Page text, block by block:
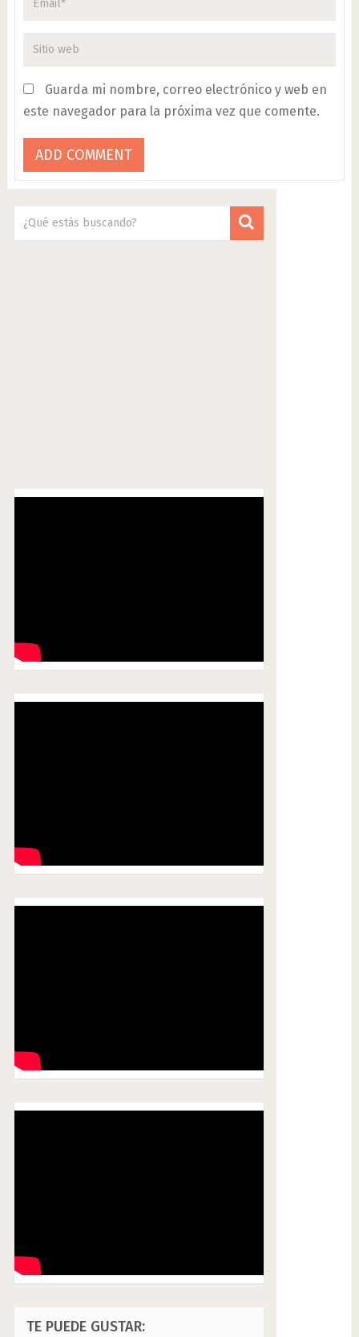
Guarda mi nombre, correo electrónico y web en
este navegador para la próxima vez que comente.
TE PUEDE GUSTAR: